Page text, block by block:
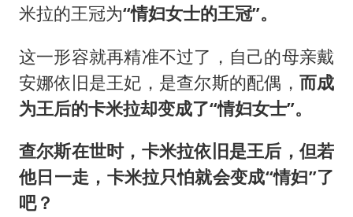
米拉的王冠为“情妇女士的王冠”。
这一形容就再精准不过了，自己的母亲戴
安娜依旧是王妃，是查尔斯的配偶， 而成
为王后的卡米拉却变成了“情妇女士”。
查尔斯在世时，卡米拉依旧是王后，但若
他日一走，卡米拉只怕就会变成“情妇”了
吧？